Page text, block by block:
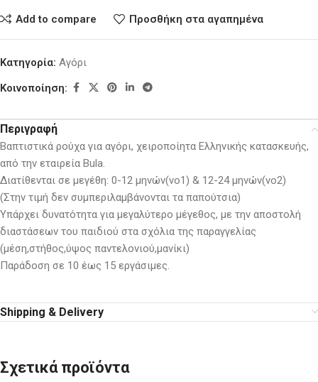
Add to compare Προσθήκη στα αγαπημένα
Κατηγορία: Αγόρι
Κοινοποίηση:
Περιγραφή
Βαπτιστικά ρούχα για αγόρι, χειροποίητα Ελληνικής κατασκευής,
από την εταιρεία Bula.
Διατίθενται σε μεγέθη: 0-12 μηνών(νο1) & 12-24 μηνών(νο2)
(Στην τιμή δεν συμπεριλαμβάνονται τα παπούτσια)
Υπάρχει δυνατότητα για μεγαλύτερο μέγεθος, με την αποστολή
διαστάσεων του παιδιού στα σχόλια της παραγγελίας
(μέση,στήθος,ύψος παντελονιού,μανίκι)
Παράδοση σε 10 έως 15 εργάσιμες.
Shipping & Delivery
Σχετικά προϊόντα